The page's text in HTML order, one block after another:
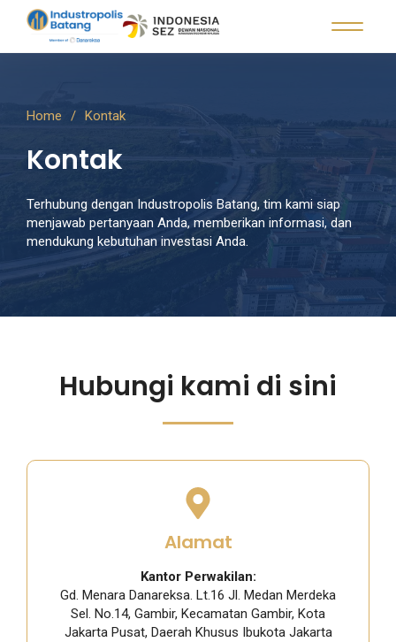
Home Kontak
Kontak
Terhubung dengan Industropolis Batang, tim kami siap
menjawab pertanyaan Anda, memberikan informasi, dan
mendukung kebutuhan investasi Anda.
Hubungi kami di sini
Alamat
Kantor Perwakilan:
Gd. Menara Danareksa. Lt.16 Jl. Medan Merdeka
Sel. No.14, Gambir, Kecamatan Gambir, Kota
Jakarta Pusat, Daerah Khusus Ibukota Jakarta